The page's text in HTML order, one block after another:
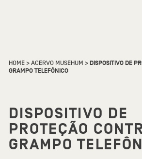
HOME>ACERVO MUSEHUM >DISPOSITIVO DE
GRAMPO TELEFÔNICO
DISPOSITIVO DE
PROTEÇÃO
GRAMPO